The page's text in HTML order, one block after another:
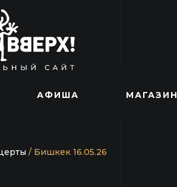
АФИША МАГАЗИН
/ Бишкек 16.05.26